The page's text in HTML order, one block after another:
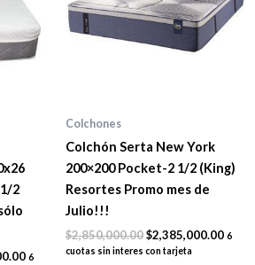
2
6
Colchones
Colchón Serta New York
200×200 Pocket-2 1/2 (King)
Resortes Promo mes de
Julio!!!
$2,850,000.00$2,385,000.00 6
cuotas sin interes con tarjeta